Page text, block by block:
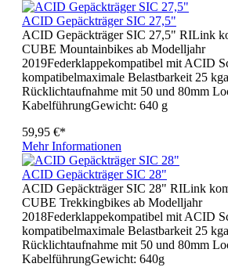
ACID Gepäckträger SIC 27,5"
ACID Gepäckträger SIC 27,5" RILink
CUBE Mountainbikes ab Modelljahr
2019Federklappekompatibel mit ACID
kompatibelmaximale Belastbarkeit 25
Rücklichtaufnahme mit 50 und 80mm
KabelführungGewicht: 640 g
59,95 €*
Mehr Informationen
ACID Gepäckträger SIC 28"
ACID Gepäckträger SIC 28" RILink
CUBE Trekkingbikes ab Modelljahr
2018Federklappekompatibel mit ACID
kompatibelmaximale Belastbarkeit 25
Rücklichtaufnahme mit 50 und 80mm
KabelführungGewicht: 640g